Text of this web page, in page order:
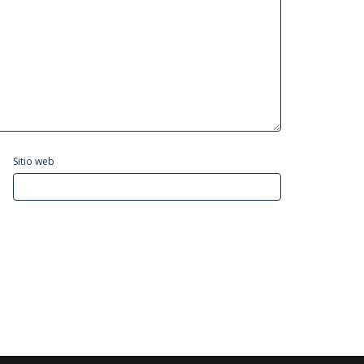
Sitio web